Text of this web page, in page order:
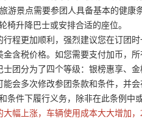
游景点需要参团人具备基本的健
椅升降巴士或安排合适的座位。
行程更加顺利，强烈建议您在订团
金含税价格。如您需要支付加币，
士团分为了四个等级：银榜惠享、
能会多次修改参团条款和条件，并
条件下履行义务，除非在此条例中
大幅上涨，车辆使用成本大大增加